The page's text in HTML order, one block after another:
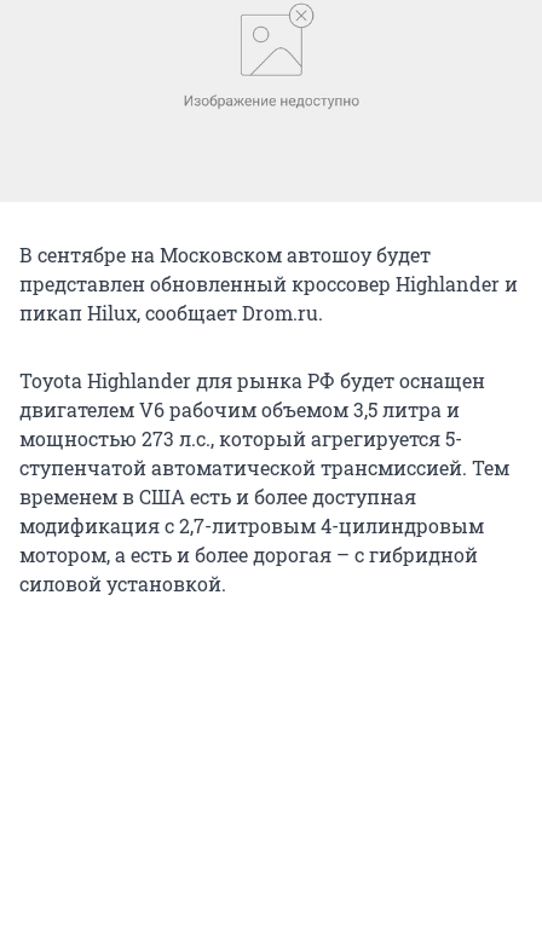
В сентябре на Московском автошоу будет
представлен обновленный кроссовер Highlander и
пикап Hilux, сообщает Drom.ru.
Toyota Highlander для рынка РФ будет оснащен
двигателем V6 рабочим объемом 3,5 литра и
мощностью 273 л.с., который агрегируется 5-
ступенчатой автоматической трансмиссией. Тем
временем в США есть и более доступная
модификация с 2,7-литровым 4-цилиндровым
мотором, а есть и более дорогая – с гибридной
силовой установкой.